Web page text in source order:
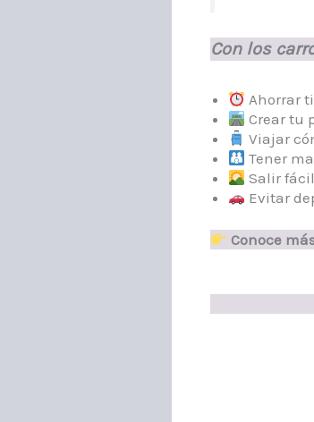
Con los
Ahorrar
Crear tu
Viajar
Tener
Salir
Evitar
Conoce